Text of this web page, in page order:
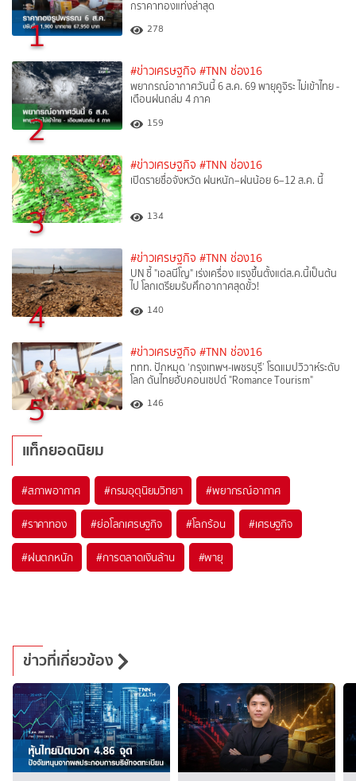
1
กราคาทองแท่งล่าสุด
278
2
#ข่าวเศรษฐกิจ #TNN ช่อง16
พยากรณ์อากาศวันนี้ 6 ส.ค. 69 พายุคูจิระ ไม่เข้าไทย -
เตือนฝนถล่ม 4 ภาค
159
3
#ข่าวเศรษฐกิจ #TNN ช่อง16
เปิดรายชื่อจังหวัด ฝนหนัก–ฝนน้อย 6–12 ส.ค. นี้
134
4
#ข่าวเศรษฐกิจ #TNN ช่อง16
UN ชี้ "เอลนีโญ" เร่งเครื่อง แรงขึ้นตั้งแต่ส.ค.นี้เป็นต้น
ไป โลกเตรียมรับศึกอากาศสุดขั้ว!
140
5
#ข่าวเศรษฐกิจ #TNN ช่อง16
ททท. ปักหมุด ‘กรุงเทพฯ-เพชรบุรี’ โรดแมปวิวาห์ระดับ
โลก ดันไทยฮับคอนเซปต์ "Romance Tourism"
146
แท็กยอดนิยม
#สภาพอากาศ #กรมอุตุนิยมวิทยา #พยากรณ์อากาศ
#ราคาทอง #ย่อโลกเศรษฐกิจ #โลกร้อน #เศรษฐกิจ
#ฝนตกหนัก #การตลาดเงินล้าน #พายุ
ข่าวที่เกี่ยวข้อง